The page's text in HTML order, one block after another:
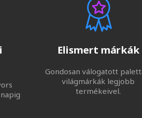
Elismert márkák
Gondosan válogatott
világmárkák legjobb
termékeivel.